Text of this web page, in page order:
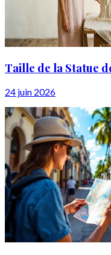
Taille de la Statue
24 juin 2026